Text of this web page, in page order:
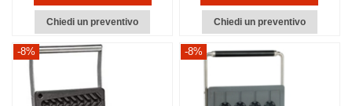
Chiedi un preventivo Chiedi un preventivo
-8% -8%